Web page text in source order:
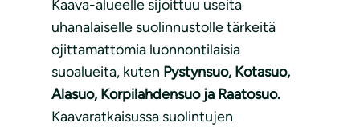
Kaava-alueelle sijoittuu useita
uhanalaiselle suolinnustolle tärkeitä
ojittamattomia luonnontilaisia
suoalueita, kuten Pystynsuo, Kotasuo,
Alasuo, Korpilahdensuo ja Raatosuo.
Kaavaratkaisussa suolintujen